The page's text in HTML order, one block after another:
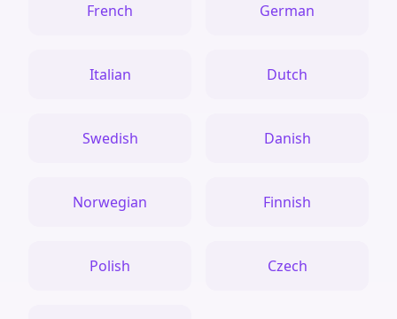
French German
Italian Dutch
Swedish Danish
Norwegian Finnish
Polish Czech